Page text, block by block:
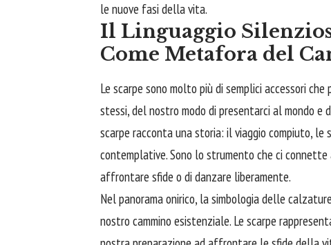
le nuove fasi della vita.
Il Linguaggio
Come Metafora del
Le scarpe sono molto più di semplici accessori
stessi, del nostro modo di presentarci al mondo e
scarpe racconta una storia: il viaggio compiuto,
contemplative. Sono lo strumento che ci
affrontare sfide o di danzare liberamente.
Nel panorama onirico, la simbologia delle
nostro cammino esistenziale. Le scarpe